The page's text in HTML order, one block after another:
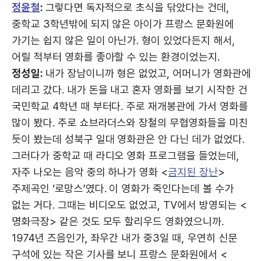
정윤철: 그렇다면 독자적으로 초식을 닦았다는 건데,
중학교 3학년밖에 되지 않은 아이가 프랑스 문화원에
가기는 쉽지 않은 일이 아닌가. 형이 있었다든지 해서,
어릴 적부터 영화를 좋아할 수 있는 환경이었는지.
정성일: 내가 장남이니까 형은 없었고, 어머니가 영화관에
데리고 갔다. 내가 돈을 내고 혼자 영화를 보기 시작한 건
국민학교 4학년 때 부터다. 주로 재개봉관에 가서 영화를
많이 봤다. 주로 쇼브라더스와 장철의 무협영화들을 미친
듯이 봤는데 성북구 일대 영화관은 안 다닌 데가 없었다.
그러다가 중학교 때 라디오 영화 프로그램을 들었는데,
자주 나오는 음악 중의 하나가 영화 <금지된 장난>
주제곡인 ‘로망스’였다. 이 영화가 죽인다는데 볼 수가
없는 거다. 그때는 비디오도 없었고, TV에서 방영되는 <
명화극장> 같은 것도 모두 할리우드 영화였으니까.
1974년 즈음인가, 좌우간 내가 중3일 때, 우연히 신문
구석에 있는 작은 기사를 보니 프랑스 문화원에서 <